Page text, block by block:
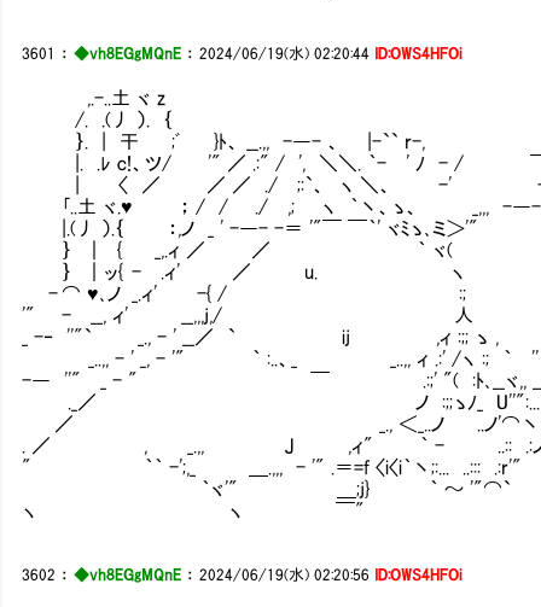
3601 ：◆vh8EGgMQnE ：2024/06/19(水) 02:20:44 ID:OWS4HFOi
,.-..土 ヾ z
/. .(丿 ）. ｛ .:::
｝. | 干 ;ﾞ }ﾄ、 __.,, -―- 、 |-``
|. .ﾚ c!、ツ/ '" ／ .:" / ', ＼＼. ｀- ' ﾉ -
| 〈 ／ ／ ／ ./ ;:`、 ヽ ＼、 -' -' .ノ
｢..土 ヾ.♥ ； / / ./ ,; ヽ ｀丶、ゝ、 _,,, -―-
|.(丿 ）.｛ ：,ノ _ ' -―- -＝ '"￣ ￣｀' ヾﾐゝ､ミ
｝ ｜ { _,.ィ ／ ／ ｀
｝ ｜ッ{ - .ィ' ／ u.
- ⌒ ♥､ノ _.ィ' -{ / :;
'" - __, ィ' __,,,j,/ 人 u ノ
_ -‐ ''"` _., - ' __／ ` ij ,ィ :;; ゝ , -
_..,, - ' _, - '" ｀ :..、_ _..,, ィ .:' /ヽ
-― ''" _ - " ￣ .:;' "( :ﾄ､__ヾ,, __｡
._／ ノ :;;ゝﾉ_ U''":...
／ _., ＜_..ノ ..ノ'⌒丶、
. ／ , _.,, J ,ィ" ｀ - ..:: .:ノ:.. ｀
" ｀｀ -';,_ ＿.,,, - '" .＝=f 〈i〈i｀丶;:... ..::: .:r'"
｀ヾ'" ＿;j} ｀
ヽ ヽ ￣"
3602 ：◆vh8EGgMQnE ：2024/06/19(水) 02:20:56 ID:OWS4HFOi